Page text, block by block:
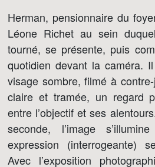
Herman, pensionnaire du
Léone Richet au sein duquel
tourné, se présente, puis
quotidien devant la caméra.
visage sombre, filmé à
claire et tramée, un regard
entre l’objectif et ses
seconde, l’image
expression (interrogeante)
Avec l’exposition